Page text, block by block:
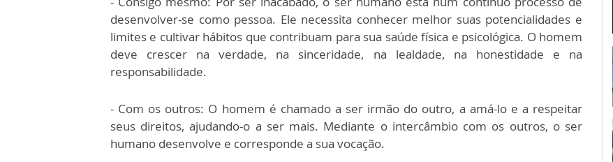
desenvolver-se como pessoa. Ele necessita conhecer melhor suas potencialidades e
limites e cultivar hábitos que contribuam para sua saúde física e psicológica. O homem
deve crescer na verdade, na sinceridade, na lealdade, na honestidade e na
responsabilidade.
- Com os outros: O homem é chamado a ser irmão do outro, a amá-lo e a respeitar
seus direitos, ajudando-o a ser mais. Mediante o intercâmbio com os outros, o ser
humano desenvolve e corresponde a sua vocação.